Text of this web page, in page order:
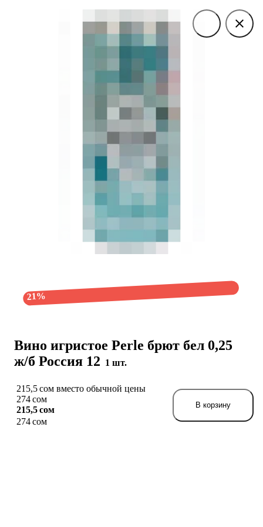
Вино игристое Perle брют бел 0,25
ж/б Россия 12 1 шт.
21%
215,5 сом вместо обычной цены
274 сом
215,5 сом
274 сом
В корзину